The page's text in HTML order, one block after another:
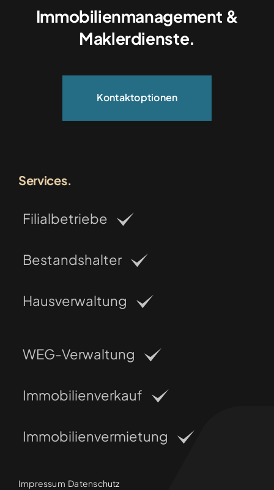
Immobilienmanagement &
Maklerdienste.
Kontaktoptionen
Services.
Filialbetriebe
Bestandshalter
Hausverwaltung
WEG-Verwaltung
Immobilienverkauf
Immobilienvermietung
Impressum Datenschutz